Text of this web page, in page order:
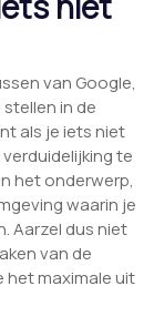
van Google,
in de
als je iets niet
te
het onderwerp,
waarin je
Aarzel dus niet
van de
het maximale uit